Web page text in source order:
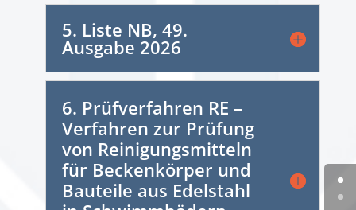
5. Liste NB, 49.
Ausgabe 2026
6. Prüfverfahren RE –
Verfahren zur Prüfung
von Reinigungsmitteln
für Beckenkörper und
Bauteile aus Edelstahl